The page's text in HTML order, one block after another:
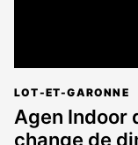
LOT-ET-GARONNE
Agen Indoor
change de